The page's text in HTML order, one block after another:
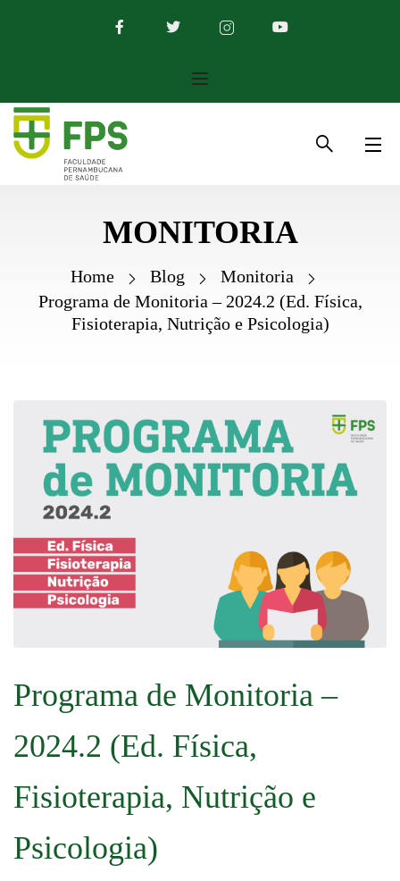
MONITORIA
Home Blog
Monitoria
Programa de Monitoria – 2024.2 (Ed. Física,
Fisioterapia, Nutrição e Psicologia)
Programa de Monitoria –
2024.2 (Ed. Física,
Fisioterapia, Nutrição e
Psicologia)